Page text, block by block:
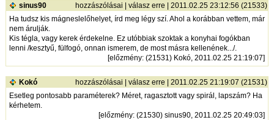
sinus90 hozzászólásai | válasz erre | 2011.02.25 23:12:56 (21533)
Ha tudsz kis mágneslelőhelyet, írd meg légy szí. Ahol a korábban vettem, már
nem árulják.
Kis tégla, vagy kerek érdekelne. Ez utóbbiak szoktak a konyhai fogókban
lenni /kesztyű, fülfogó, onnan ismerem, de most másra kellenének.../.
[előzmény: (21531) Kokó, 2011.02.25 21:19:07]
Kokó hozzászólásai | válasz erre | 2011.02.25 21:19:07 (21531)
Esetleg pontosabb paraméterek? Méret, ragasztott vagy spirál, lapszám? Ha
kérhetem.
[előzmény: (21530) sinus90, 2011.02.25 20:49:03]